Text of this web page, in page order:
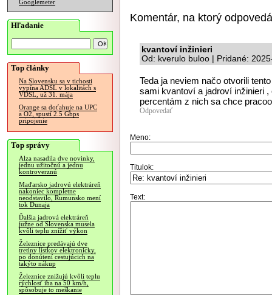
Googlemeter
Hľadanie
Top články
Na Slovensku sa v tichosti
vypína ADSL v lokalitách s
VDSL, už 31. mája
Orange sa doťahuje na UPC
a O2, spustí 2.5 Gbps
pripojenie
Top správy
Alza nasadila dve novinky,
jednu užitočnú a jednu
kontroverznú
Maďarsko jadrovú elektráreň
nakoniec kompletne
neodstavilo, Rumunsko mení
tok Dunaja
Ďalšia jadrová elektráreň
južne od Slovenska musela
kvôli teplu znížiť výkon
Železnice predávajú dve
tretiny lístkov elektronicky,
po donútení cestujúcich na
takýto nákup
Železnice znižujú kvôli teplu
rýchlosť iba na 50 km/h,
spôsobuje to meškanie
Komentár, na ktorý
kvantoví inžinieri
Od: kverulo buloo | Pridané:
Teda ja neviem načo otvorili
sami kvantoví a jadroví inžinieri
percentám z nich sa chce
Odpovedať
Meno:
Titulok:
Text: